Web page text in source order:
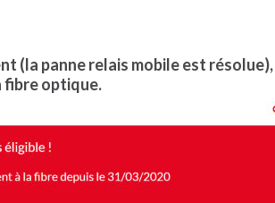
(la panne relais mobile est résolue),
fibre optique.